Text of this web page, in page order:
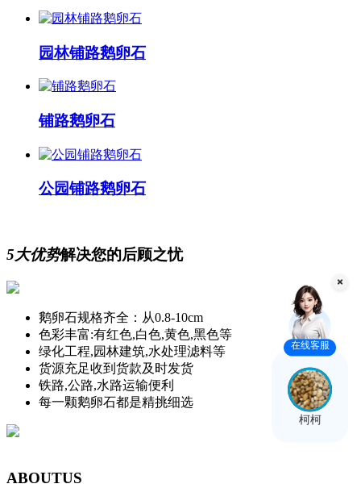
园林铺路鹅卵石
铺路鹅卵石
公园铺路鹅卵石
5大优势解决您的后顾之忧
鹅卵石规格齐全：从0.8-10cm
色彩丰富:有红色,白色,黄色,黑色等
绿化工程,园林建筑,水处理滤料等
货源充足收到货款及时发货
铁路,公路,水路运输便利
每一颗鹅卵石都是精挑细选
ABOUTUS
在线客服
柯柯